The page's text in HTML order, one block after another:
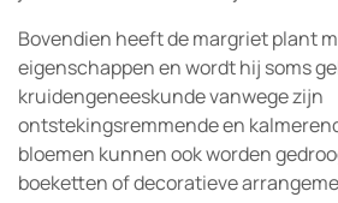
Bovendien heeft de margriet plant
eigenschappen en wordt hij soms
kruidengeneeskunde vanwege zijn
ontstekingsremmende en
bloemen kunnen ook worden
boeketten of decoratieve